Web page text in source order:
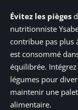
Évitez les pièges
nutritionniste
contribue pas plus
est consommé
équilibrée.
légumes pour
maintenir une
alimentaire.